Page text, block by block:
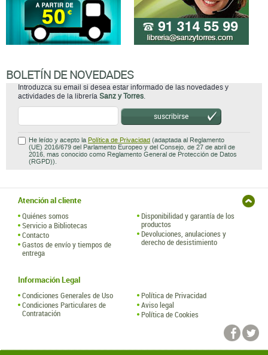
BOLETÍN DE NOVEDADES
Introduzca su email si desea estar informado de las novedades y
actividades de la librería Sanz y Torres.
suscribirse
He leído y acepto la Política de Privacidad (adaptada al Reglamento
(UE) 2016/679 del Parlamento Europeo y del Consejo, de 27 de abril de
2016, mas conocido como Reglamento General de Protección de Datos
(RGPD)).
Atención al cliente
Quiénes somos
Servicio a Bibliotecas
Contacto
Gastos de envío y tiempos de
entrega
Disponibilidad y garantía de los
productos
Devoluciones, anulaciones y
derecho de desistimiento
Información Legal
Condiciones Generales de Uso
Condiciones Particulares de
Contratación
Política de Privacidad
Aviso legal
Política de Cookies